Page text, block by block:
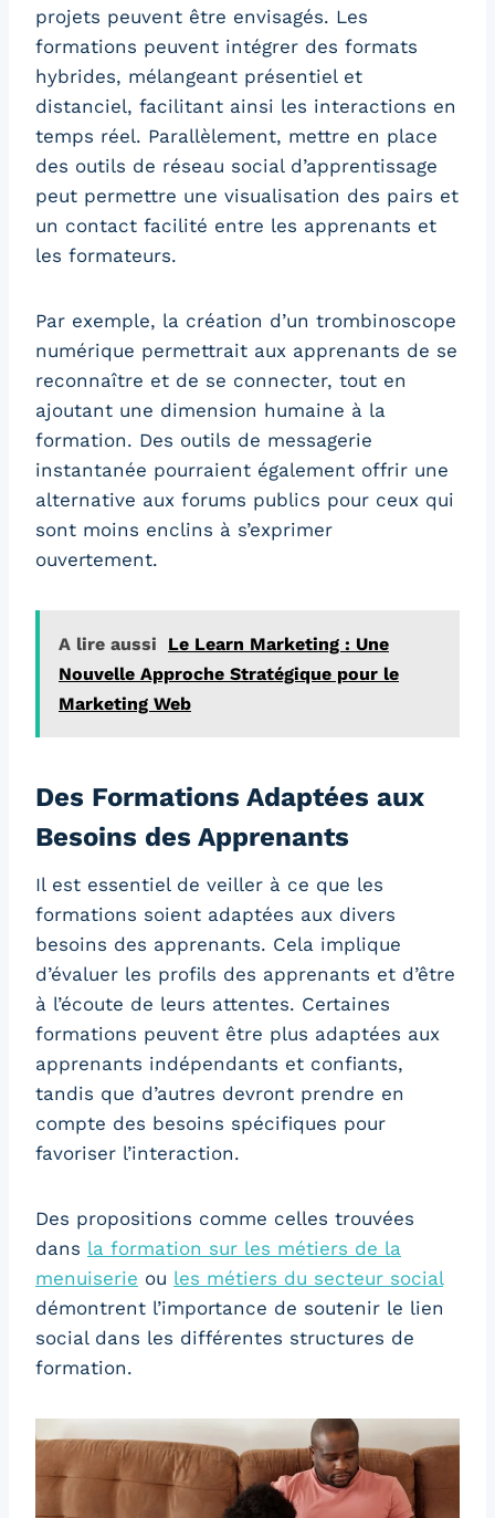
projets peuvent être envisagés. Les
formations peuvent intégrer des formats
hybrides, mélangeant présentiel et
distanciel, facilitant ainsi les interactions en
temps réel. Parallèlement, mettre en place
des outils de réseau social d’apprentissage
peut permettre une visualisation des pairs et
un contact facilité entre les apprenants et
les formateurs.
Par exemple, la création d’un trombinoscope
numérique permettrait aux apprenants de se
reconnaître et de se connecter, tout en
ajoutant une dimension humaine à la
formation. Des outils de messagerie
instantanée pourraient également offrir une
alternative aux forums publics pour ceux qui
sont moins enclins à s’exprimer
ouvertement.
A lire aussi
Le Learn Marketing : Une
Nouvelle Approche Stratégique pour le
Marketing Web
Des Formations Adaptées aux
Besoins des Apprenants
Il est essentiel de veiller à ce que les
formations soient adaptées aux divers
besoins des apprenants. Cela implique
d’évaluer les profils des apprenants et d’être
à l’écoute de leurs attentes. Certaines
formations peuvent être plus adaptées aux
apprenants indépendants et confiants,
tandis que d’autres devront prendre en
compte des besoins spécifiques pour
favoriser l’interaction.
Des propositions comme celles trouvées
dans la formation sur les métiers de la
menuiserie ou les métiers du secteur social
démontrent l’importance de soutenir le lien
social dans les différentes structures de
formation.